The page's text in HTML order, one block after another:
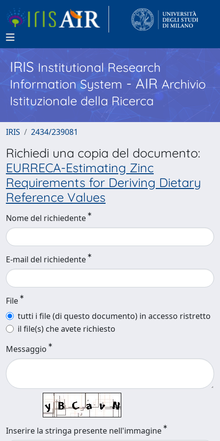
IRISInstitutional Research
Information System - AIR Archivio
Istituzionale della Ricerca
IRIS 2434/239081
Richiedi una copia del documento:
EURRECA-Estimating Zinc
Requirements for Deriving Dietary
Reference Values
Nome del richiedente
E-mail del richiedente
File
tutti i file (di questo documento) in accesso ristretto
il file(s) che avete richiesto
Messaggio
Inserire la stringa presente nell'immagine